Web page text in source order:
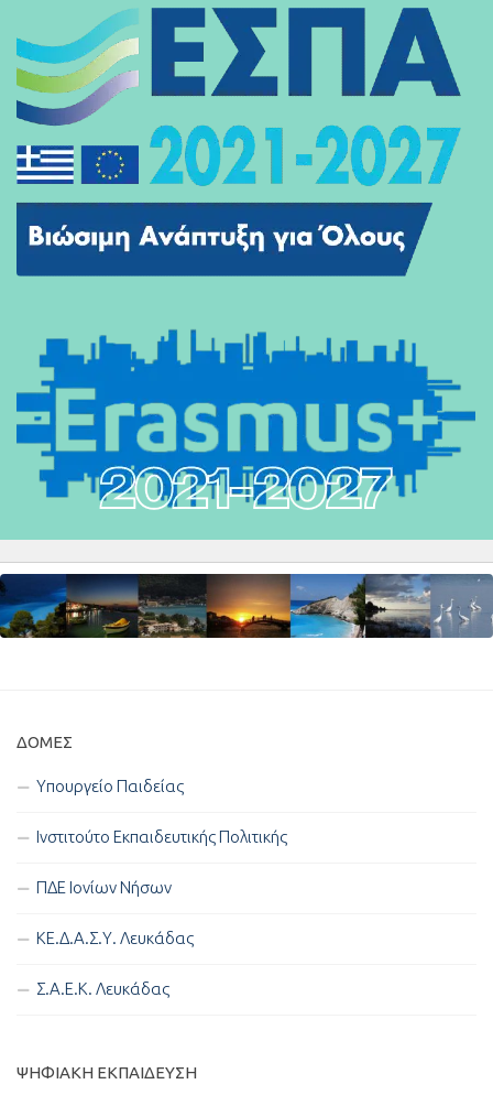
ΔΟΜΈΣ
Υπουργείο Παιδείας
Ινστιτούτο Εκπαιδευτικής Πολιτικής
ΠΔΕ Ιονίων Νήσων
ΚΕ.Δ.Α.Σ.Υ. Λευκάδας
Σ.Α.Ε.Κ. Λευκάδας
ΨΗΦΙΑΚΉ ΕΚΠΑΊΔΕΥΣΗ